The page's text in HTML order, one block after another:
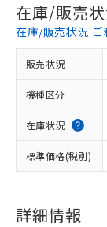
在庫/販売
在庫/販売状況 ご
販売状況
機種区分
在庫状況
標準価格(税別)
詳細情報